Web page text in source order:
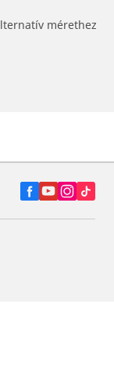
mérethez